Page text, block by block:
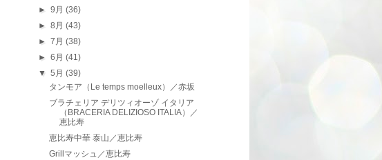
►9月(36)
►8月(43)
►7月(38)
►6月(41)
▼5月(39)
タンモア（Le temps moelleux）／赤坂
ブラチェリア デリツィオーゾ イタリア
（BRACERIA DELIZIOSO ITALIA）／
恵比寿
恵比寿中華 泰山／恵比寿
Grillマッシュ／恵比寿